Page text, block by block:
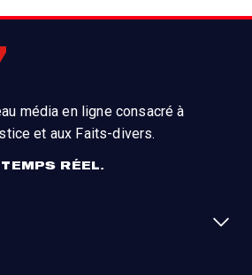
média en ligne consacré à
et aux Faits-divers.
RÉEL.